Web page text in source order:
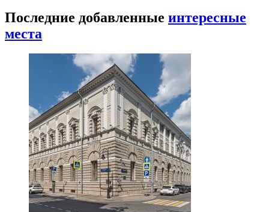
Последние добавленные интересные
места